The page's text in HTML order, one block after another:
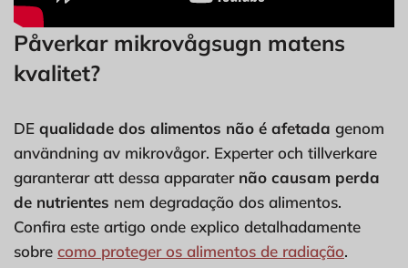
Påverkar mikrovågsugn matens
kvalitet?
DE qualidade dos alimentos não é afetada genom
användning av mikrovågor. Experter och tillverkare
garanterar att dessa apparaternão causam perda
de nutrientes nem degradação dos alimentos.
Confira este artigo onde explico detalhadamente
sobre como proteger os alimentos de radiação.